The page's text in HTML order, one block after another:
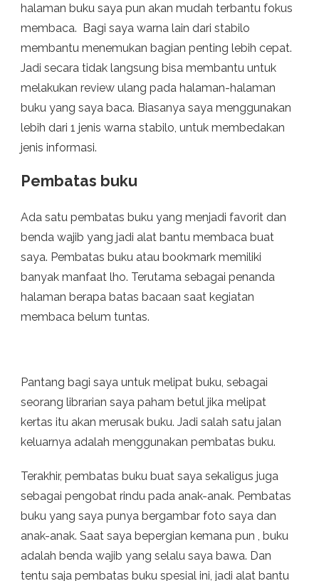
halaman buku saya pun akan mudah terbantu fokus
membaca. Bagi saya warna lain dari stabilo
membantu menemukan bagian penting lebih cepat.
Jadi secara tidak langsung bisa membantu untuk
melakukan review ulang pada halaman-halaman
buku yang saya baca. Biasanya saya menggunakan
lebih dari 1 jenis warna stabilo, untuk membedakan
jenis informasi.
Pembatas buku
Ada satu pembatas buku yang menjadi favorit dan
benda wajib yang jadi alat bantu membaca buat
saya. Pembatas buku atau bookmark memiliki
banyak manfaat lho. Terutama sebagai penanda
halaman berapa batas bacaan saat kegiatan
membaca belum tuntas.
Pantang bagi saya untuk melipat buku, sebagai
seorang librarian saya paham betul jika melipat
kertas itu akan merusak buku. Jadi salah satu jalan
keluarnya adalah menggunakan pembatas buku.
Terakhir, pembatas buku buat saya sekaligus juga
sebagai pengobat rindu pada anak-anak. Pembatas
buku yang saya punya bergambar foto saya dan
anak-anak. Saat saya bepergian kemana pun , buku
adalah benda wajib yang selalu saya bawa. Dan
tentu saja pembatas buku spesial ini, jadi alat bantu